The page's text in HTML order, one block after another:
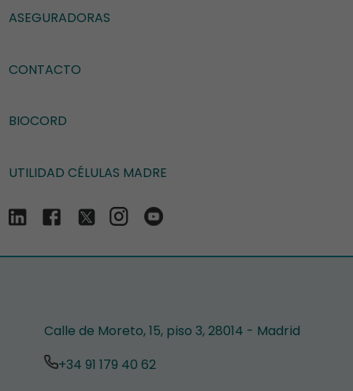
ASEGURADORAS
CONTACTO
BIOCORD
UTILIDAD CÉLULAS MADRE
Calle de Moreto, 15, piso 3, 28014 - Madrid
+34 91 179 40 62